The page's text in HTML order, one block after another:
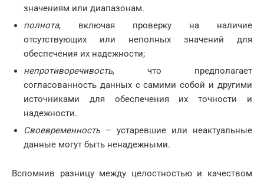
значениям или диапазонам.
полнота, включая проверку на наличие
отсутствующих или неполных значений для
обеспечения их надежности;
непротиворечивость, что предполагает
согласованность данных с самими собой и другими
источниками для обеспечения их точности и
надежности.
Своевременность– устаревшие или неактуальные
данные могут быть ненадежными.
Вспомнив разницу между целостностью и качеством